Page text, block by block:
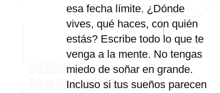
esa fecha límite. ¿Dónde
vives, qué haces, con quién
estás? Escribe todo lo que te
venga a la mente. No tengas
miedo de soñar en grande.
Incluso si tus sueños parecen